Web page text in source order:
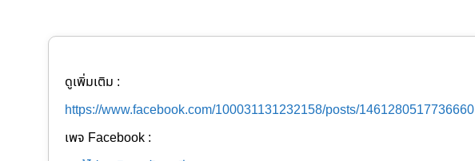
ดูเพิ่มเติม :
https://www.facebook.com/100031131232158/posts/1461280517736660
เพจ Facebook :